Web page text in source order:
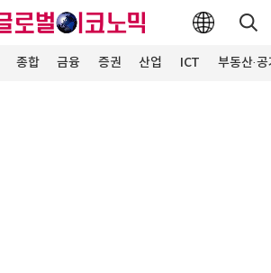
종합 금융 증권 산업 ICT 부동산·